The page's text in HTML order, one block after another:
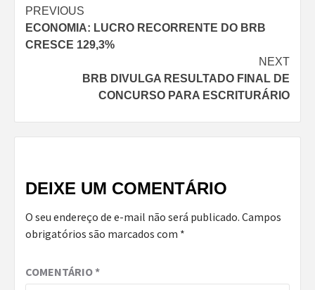
Continue
Reading
PREVIOUS
ECONOMIA: LUCRO RECORRENTE DO BRB
CRESCE 129,3%
NEXT
BRB DIVULGA RESULTADO FINAL DE
CONCURSO PARA ESCRITURÁRIO
DEIXE UM COMENTÁRIO
O seu endereço de e-mail não será publicado. Campos
obrigatórios são marcados com *
COMENTÁRIO*